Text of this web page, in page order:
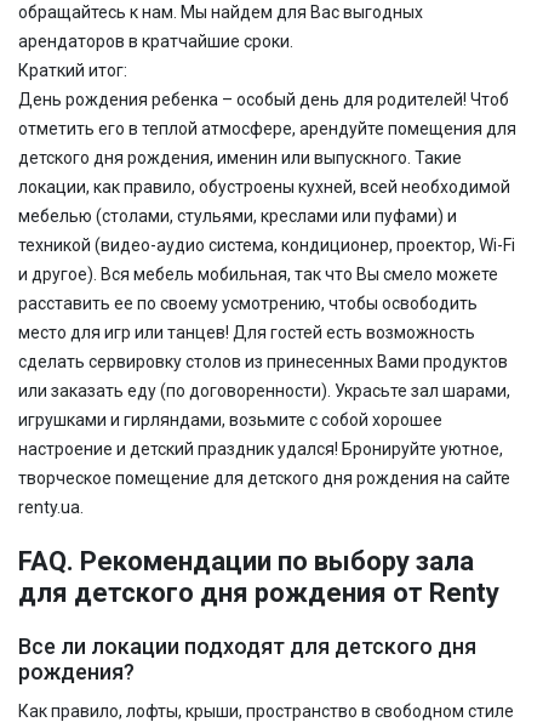
обращайтесь к нам. Мы найдем для Вас выгодных
арендаторов в кратчайшие сроки.
Краткий итог:
День рождения ребенка – особый день для родителей! Чтоб
отметить его в теплой атмосфере, арендуйте помещения для
детского дня рождения, именин или выпускного. Такие
локации, как правило, обустроены кухней, всей необходимой
мебелью (столами, стульями, креслами или пуфами) и
техникой (видео-аудио система, кондиционер, проектор, Wi-Fi
и другое). Вся мебель мобильная, так что Вы смело можете
расставить ее по своему усмотрению, чтобы освободить
место для игр или танцев! Для гостей есть возможность
сделать сервировку столов из принесенных Вами продуктов
или заказать еду (по договоренности). Украсьте зал шарами,
игрушками и гирляндами, возьмите с собой хорошее
настроение и детский праздник удался! Бронируйте уютное,
творческое помещение для детского дня рождения на сайте
renty.ua.
FAQ. Рекомендации по выбору зала
для детского дня рождения от Renty
Все ли локации подходят для детского дня
рождения?
Как правило, лофты, крыши, пространство в свободном стиле